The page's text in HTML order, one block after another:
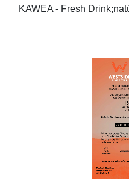
KAWEA - Fresh